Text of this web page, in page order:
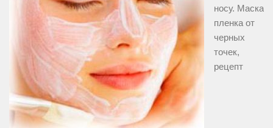
носу. Маска
пленка от
черных
точек,
рецепт